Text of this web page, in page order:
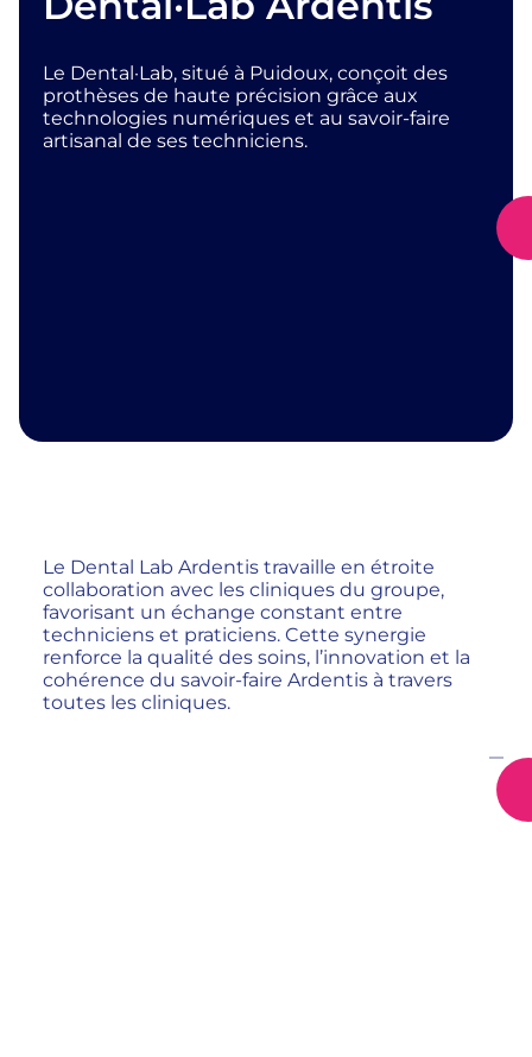
Le Dental·Lab, situé à Puidoux, conçoit des
prothèses de haute précision grâce aux
technologies numériques et au savoir-faire
artisanal de ses techniciens.
Le Dental Lab Ardentis travaille en étroite
collaboration avec les cliniques du groupe,
favorisant un échange constant entre
techniciens et praticiens. Cette synergie
renforce la qualité des soins, l’innovation et la
cohérence du savoir-faire Ardentis à travers
toutes les cliniques.